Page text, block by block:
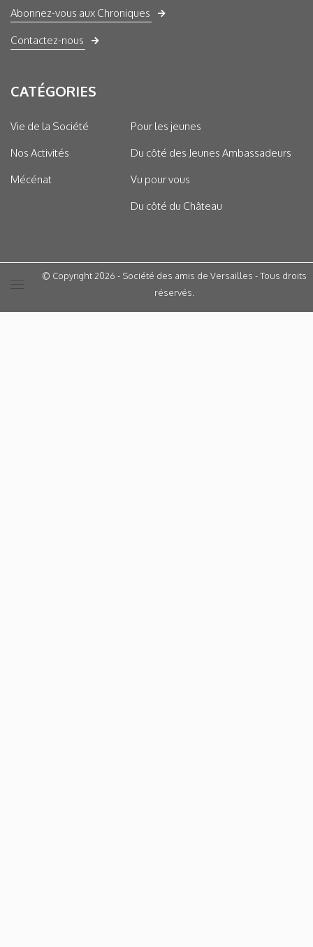
Abonnez-vous aux Chroniques
Contactez-nous
CATÉGORIES
Vie de la Société
Nos Activités
Mécénat
Pour les jeunes
Du côté des Jeunes Ambassadeurs
Vu pour vous
Du côté du Château
© Copyright 2026 - Société des amis de Versailles - Tous droits
réservés.